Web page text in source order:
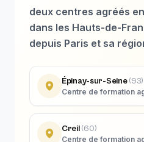
deux centres agréés
dans les Hauts-de-
depuis Paris et sa
Épinay-sur-Seine (93)
Centre de formation
Creil (60)
Centre de formation